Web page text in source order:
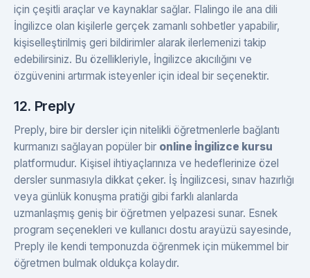
için çeşitli araçlar ve kaynaklar sağlar. Flalingo ile ana dili
İngilizce olan kişilerle gerçek zamanlı sohbetler yapabilir,
kişiselleştirilmiş geri bildirimler alarak ilerlemenizi takip
edebilirsiniz. Bu özellikleriyle, İngilizce akıcılığını ve
özgüvenini artırmak isteyenler için ideal bir seçenektir.
12. Preply
Preply, bire bir dersler için nitelikli öğretmenlerle bağlantı
kurmanızı sağlayan popüler bir online İngilizce kursu
platformudur. Kişisel ihtiyaçlarınıza ve hedeflerinize özel
dersler sunmasıyla dikkat çeker. İş İngilizcesi, sınav hazırlığı
veya günlük konuşma pratiği gibi farklı alanlarda
uzmanlaşmış geniş bir öğretmen yelpazesi sunar. Esnek
program seçenekleri ve kullanıcı dostu arayüzü sayesinde,
Preply ile kendi temponuzda öğrenmek için mükemmel bir
öğretmen bulmak oldukça kolaydır.